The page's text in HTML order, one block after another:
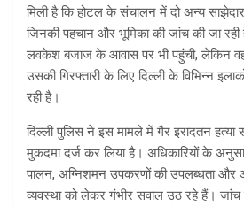
मिली है कि होटल के संचालन में दो अन्य
जिनकी पहचान और भूमिका की जांच की जा
लवकेश बजाज के आवास पर भी पहुंची, लेकिन वह
उसकी गिरफ्तारी के लिए दिल्ली के विभिन्न
रही है।
दिल्ली पुलिस ने इस मामले में गैर इरादतन हत्या
मुकदमा दर्ज कर लिया है। अधिकारियों के
पालन, अग्निशमन उपकरणों की उपलब्धता और
व्यवस्था को लेकर गंभीर सवाल उठ रहे हैं।